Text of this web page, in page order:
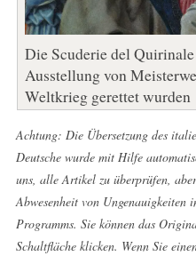
Die Scuderie del
Ausstellung von
Weltkrieg gerettet wurden
Achtung: Die Übersetzung des
Deutsche wurde mit Hilfe
uns, alle Artikel zu überprüfen,
Abwesenheit von Ungenauigkeiten
Programms. Sie können das
Schaltfläche klicken. Wenn Sie